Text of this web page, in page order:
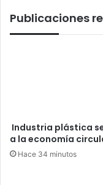
Publicaciones
Industria plástica
a la economía
Hace 34 minutos